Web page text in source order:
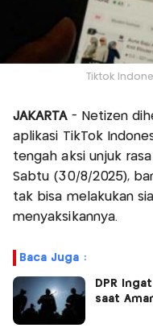
Tiktok
JAKARTA- Netizen
aplikasi TikTok
tengah aksi unjuk
Sabtu (30/8/2025),
tak bisa melakukan
menyaksikannya.
Baca Juga :
DPR
saat